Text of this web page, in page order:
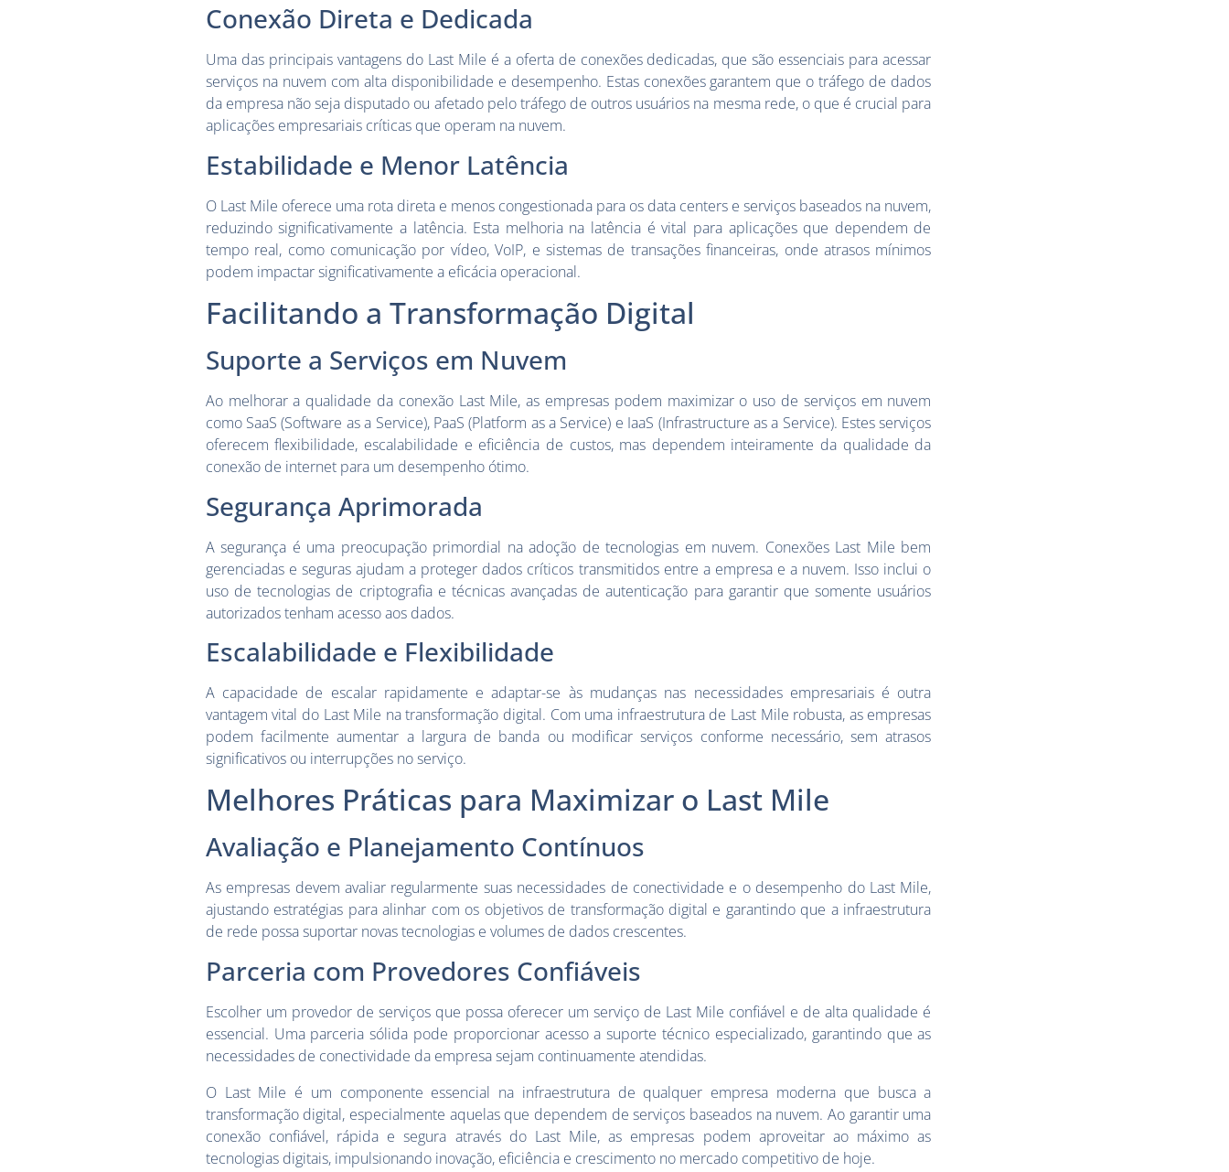
Conexão Direta e Dedicada
Uma das principais vantagens do Last Mile é a oferta de conexões dedicadas, que são essenciais para acessar
serviços na nuvem com alta disponibilidade e desempenho. Estas conexões garantem que o tráfego de dados
da empresa não seja disputado ou afetado pelo tráfego de outros usuários na mesma rede, o que é crucial para
aplicações empresariais críticas que operam na nuvem.
Estabilidade e Menor Latência
O Last Mile oferece uma rota direta e menos congestionada para os data centers e serviços baseados na nuvem,
reduzindo significativamente a latência. Esta melhoria na latência é vital para aplicações que dependem de
tempo real, como comunicação por vídeo, VoIP, e sistemas de transações financeiras, onde atrasos mínimos
podem impactar significativamente a eficácia operacional.
Facilitando a Transformação Digital
Suporte a Serviços em Nuvem
Ao melhorar a qualidade da conexão Last Mile, as empresas podem maximizar o uso de serviços em nuvem
como SaaS (Software as a Service), PaaS (Platform as a Service) e IaaS (Infrastructure as a Service). Estes serviços
oferecem flexibilidade, escalabilidade e eficiência de custos, mas dependem inteiramente da qualidade da
conexão de internet para um desempenho ótimo.
Segurança Aprimorada
A segurança é uma preocupação primordial na adoção de tecnologias em nuvem. Conexões Last Mile bem
gerenciadas e seguras ajudam a proteger dados críticos transmitidos entre a empresa e a nuvem. Isso inclui o
uso de tecnologias de criptografia e técnicas avançadas de autenticação para garantir que somente usuários
autorizados tenham acesso aos dados.
Escalabilidade e Flexibilidade
A capacidade de escalar rapidamente e adaptar-se às mudanças nas necessidades empresariais é outra
vantagem vital do Last Mile na transformação digital. Com uma infraestrutura de Last Mile robusta, as empresas
podem facilmente aumentar a largura de banda ou modificar serviços conforme necessário, sem atrasos
significativos ou interrupções no serviço.
Melhores Práticas para Maximizar o Last Mile
Avaliação e Planejamento Contínuos
As empresas devem avaliar regularmente suas necessidades de conectividade e o desempenho do Last Mile,
ajustando estratégias para alinhar com os objetivos de transformação digital e garantindo que a infraestrutura
de rede possa suportar novas tecnologias e volumes de dados crescentes.
Parceria com Provedores Confiáveis
Escolher um provedor de serviços que possa oferecer um serviço de Last Mile confiável e de alta qualidade é
essencial. Uma parceria sólida pode proporcionar acesso a suporte técnico especializado, garantindo que as
necessidades de conectividade da empresa sejam continuamente atendidas.
O Last Mile é um componente essencial na infraestrutura de qualquer empresa moderna que busca a
transformação digital, especialmente aquelas que dependem de serviços baseados na nuvem. Ao garantir uma
conexão confiável, rápida e segura através do Last Mile, as empresas podem aproveitar ao máximo as
tecnologias digitais, impulsionando inovação, eficiência e crescimento no mercado competitivo de hoje.